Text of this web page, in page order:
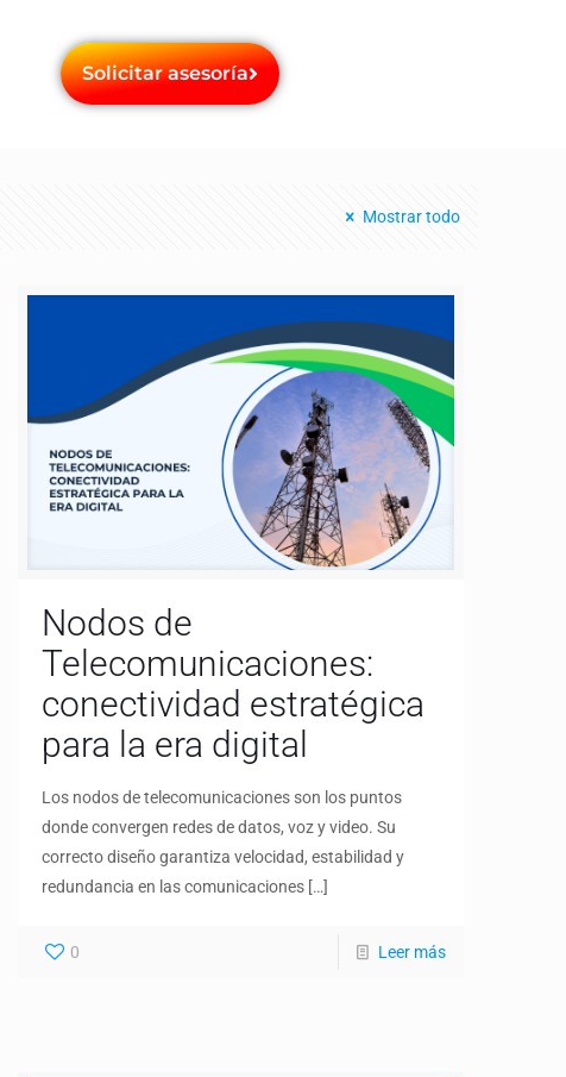
Solicitar asesoría
Mostrar todo
Nodos de
Telecomunicaciones:
conectividad estratégica
para la era digital
Los nodos de telecomunicaciones son los puntos
donde convergen redes de datos, voz y video. Su
correcto diseño garantiza velocidad, estabilidad y
redundancia en las comunicaciones […]
0 Leer más